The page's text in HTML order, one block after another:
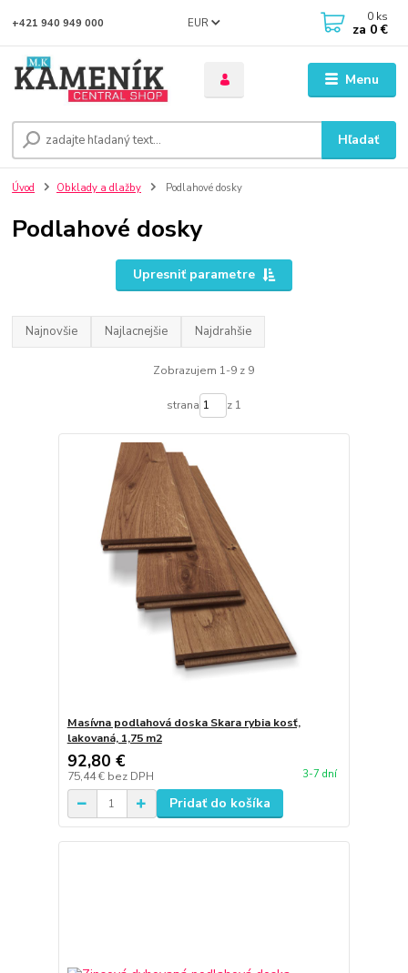
Menu
EUR
Hľadať
+421 940 949 000 0 ks
za 0 €
Úvod Obklady a dlažby Podlahové dosky
Podlahové dosky
Upresniť parametre
Najnovšie Najlacnejšie Najdrahšie
Zobrazujem 1-9 z 9
strana z 1
Masívna podlahová doska Skara rybia kosť,
lakovaná, 1,75 m2
92,80 €
75,44 € bez DPH 3-7 dní
Pridať do košíka